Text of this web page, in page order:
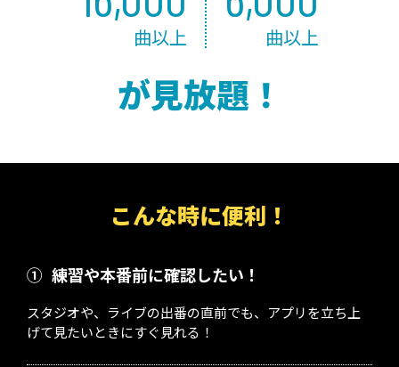
曲以上 曲以上
が見放題！
こんな時に便利！
① 練習や本番前に確認したい！
スタジオや、ライブの出番の直前でも、アプリを立ち上
げて見たいときにすぐ見れる！